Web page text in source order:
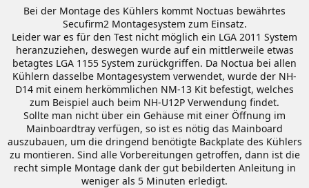
Bei der Montage des Kühlers kommt Noctuas bewährtes
Secufirm2 Montagesystem zum Einsatz.
Leider war es für den Test nicht möglich ein LGA 2011 System
heranzuziehen, deswegen wurde auf ein mittlerweile etwas
betagtes LGA 1155 System zurückgriffen. Da Noctua bei allen
Kühlern dasselbe Montagesystem verwendet, wurde der NH-
D14 mit einem herkömmlichen NM-13 Kit befestigt, welches
zum Beispiel auch beim NH-U12P Verwendung findet.
Sollte man nicht über ein Gehäuse mit einer Öffnung im
Mainboardtray verfügen, so ist es nötig das Mainboard
auszubauen, um die dringend benötigte Backplate des Kühlers
zu montieren. Sind alle Vorbereitungen getroffen, dann ist die
recht simple Montage dank der gut bebilderten Anleitung in
weniger als 5 Minuten erledigt.